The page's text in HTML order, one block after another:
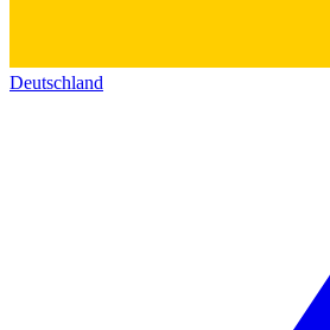
Deutschland